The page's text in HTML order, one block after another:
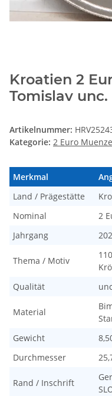
Kroatien 2
Tomislav unc.
Artikelnummer:
Kategorie: 2 Euro
Merkmal
Land / Prägestätte
Nominal
2
Jahrgang
Thema / Motiv
Qualität
Material
Gewicht
Durchmesser
Rand / Inschrift